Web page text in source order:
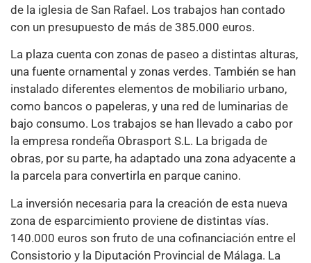
de la iglesia de San Rafael. Los trabajos han contado
con un presupuesto de más de 385.000 euros.
La plaza cuenta con zonas de paseo a distintas alturas,
una fuente ornamental y zonas verdes. También se han
instalado diferentes elementos de mobiliario urbano,
como bancos o papeleras, y una red de luminarias de
bajo consumo. Los trabajos se han llevado a cabo por
la empresa rondeña Obrasport S.L. La brigada de
obras, por su parte, ha adaptado una zona adyacente a
la parcela para convertirla en parque canino.
La inversión necesaria para la creación de esta nueva
zona de esparcimiento proviene de distintas vías.
140.000 euros son fruto de una cofinanciación entre el
Consistorio y la Diputación Provincial de Málaga. La